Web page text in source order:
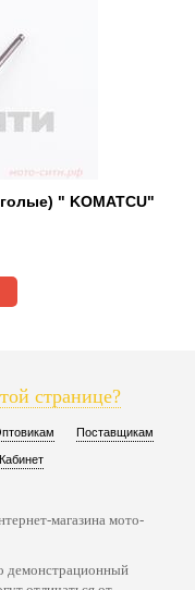
" KOMATCU"
странице?
Поставщикам
Кабинет
магазина мото-
демонстрационный